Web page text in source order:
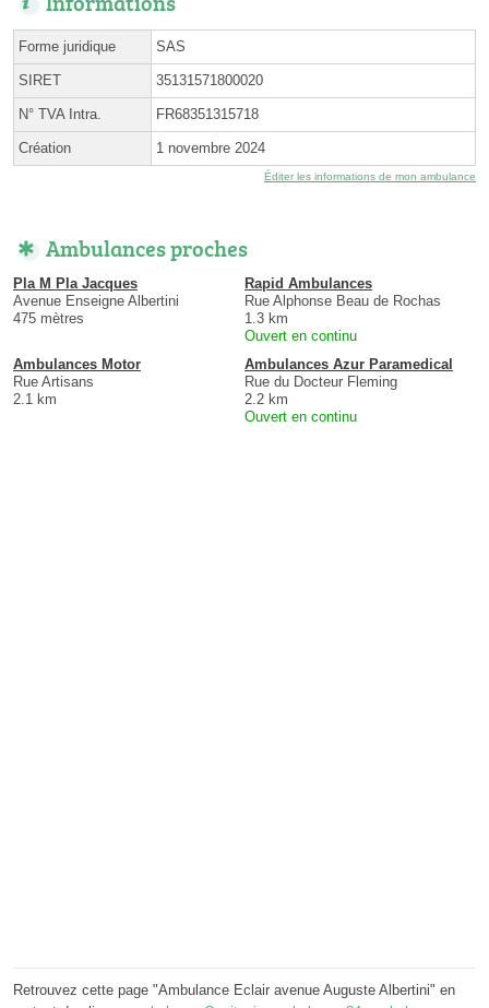
Forme juridique SAS
SIRET 35131571800020
N° TVA Intra. FR68351315718
Création 1 novembre 2024
Éditer les informations de mon ambulance
Ambulances proches
Pla M Pla Jacques
Avenue Enseigne Albertini
475 mètres
Rapid Ambulances
Rue Alphonse Beau de Rochas
1.3 km
Ouvert en continu
Ambulances Motor
Rue Artisans
2.1 km
Ambulances Azur Paramedical
Rue du Docteur Fleming
2.2 km
Ouvert en continu
Retrouvez cette page "Ambulance Eclair avenue Auguste Albertini" en